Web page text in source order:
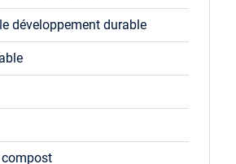
développement durable